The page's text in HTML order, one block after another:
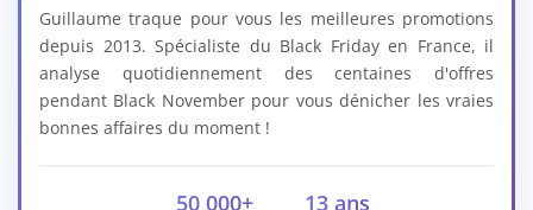
Guillaume traque pour vous les meilleures promotions
depuis 2013. Spécialiste du Black Friday en France, il
analyse quotidiennement des centaines d'offres
pendant Black November pour vous dénicher les vraies
bonnes affaires du moment !
50 000+ 13 ans